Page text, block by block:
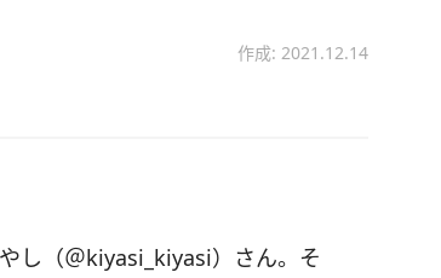
作成: 2021.12.14
し（＠kiyasi_kiyasi）さん。そ